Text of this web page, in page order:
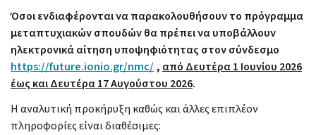
Όσοι ενδιαφέρονται να παρακολουθήσουν το πρόγραμμα
μεταπτυχιακών σπουδών θα πρέπει να υποβάλλουν
ηλεκτρονικά αίτηση υποψηφιότητας στον σύνδεσμο
https://future.ionio.gr/nmc/ , από Δευτέρα 1 Ιουνίου 2026
έως και Δευτέρα 17 Αυγούστου 2026.
Η αναλυτική προκήρυξη καθώς και άλλες επιπλέον
πληροφορίες είναι διαθέσιμες: